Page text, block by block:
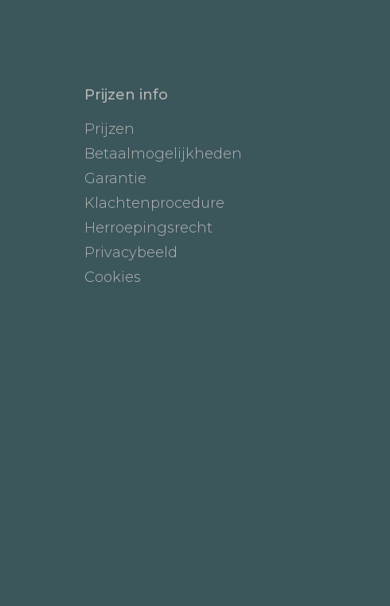
Prijzen info
Prijzen
Betaalmogelijkheden
Garantie
Klachtenprocedure
Herroepingsrecht
Privacybeeld
Cookies